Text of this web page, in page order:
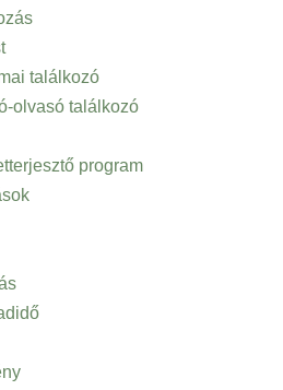
találkozó
olvasó találkozó
program